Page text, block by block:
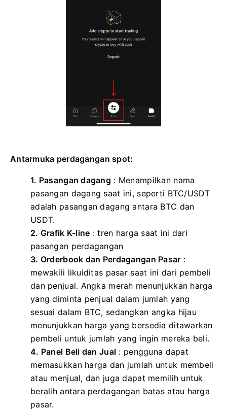
Antarmuka perdagangan spot:
1. Pasangan dagang : Menampilkan nama
pasangan dagang saat ini, seperti BTC/USDT
adalah pasangan dagang antara BTC dan
USDT.
2. Grafik K-line : tren harga saat ini dari
pasangan perdagangan
3. Orderbook dan Perdagangan Pasar :
mewakili likuiditas pasar saat ini dari pembeli
dan penjual. Angka merah menunjukkan harga
yang diminta penjual dalam jumlah yang
sesuai dalam BTC, sedangkan angka hijau
menunjukkan harga yang bersedia ditawarkan
pembeli untuk jumlah yang ingin mereka beli.
4. Panel Beli dan Jual : pengguna dapat
memasukkan harga dan jumlah untuk membeli
atau menjual, dan juga dapat memilih untuk
beralih antara perdagangan batas atau harga
pasar.